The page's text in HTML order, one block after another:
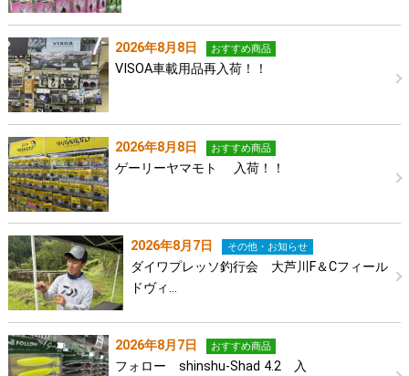
2026年8月8日 おすすめ商品
VISOA車載用品再入荷！！
2026年8月8日 おすすめ商品
ゲーリーヤマモト 入荷！！
2026年8月7日 その他・お知らせ
ダイワプレッソ釣行会 大芦川F＆Cフィール
ドヴィ…
2026年8月7日 おすすめ商品
フォロー shinshu-Shad 4.2 入